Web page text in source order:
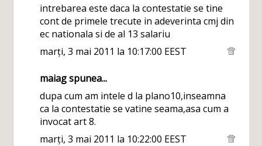
intrebarea este daca la contestatie se tine
cont de primele trecute in adeverinta cmj din
ec nationala si de al 13 salariu
marți, 3 mai 2011 la 10:17:00 EEST
maiagspunea...
dupa cum am intele d la plano10,inseamna
ca la contestatie se vatine seama,asa cum a
invocat art 8.
marți, 3 mai 2011 la 10:22:00 EEST